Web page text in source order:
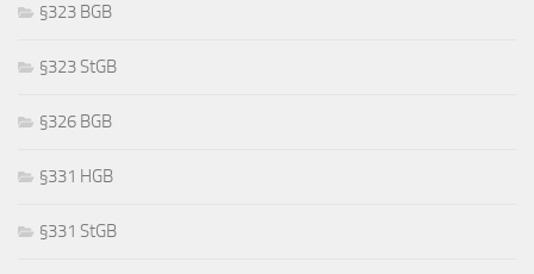
§323 BGB
§323 StGB
§326 BGB
§331 HGB
§331 StGB